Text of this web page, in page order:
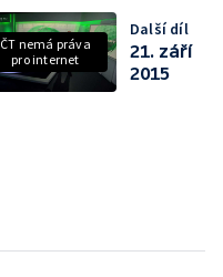
ČT nemá práva
pro internet
Další díl
21. září
2015